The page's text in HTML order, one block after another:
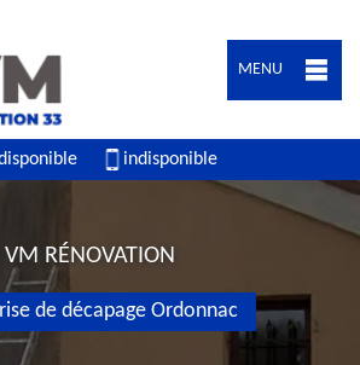
MENU
indisponible
VM RÉNOVATION
de décapage Ordonnac